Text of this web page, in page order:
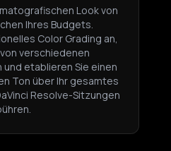
Look von
Ihres Budgets.
Color Grading an,
verschiedenen
und etablieren Sie einen
Ton über Ihr gesamtes
Resolve-Sitzungen